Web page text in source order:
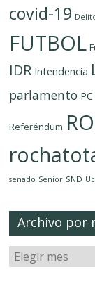
covid-19
FUTBOL
IDR Intendencia
parlamento PC
Referéndum
senado Senior SND
Archivo por